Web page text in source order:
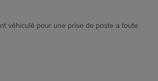
véhiculé pour une prise de poste a toute